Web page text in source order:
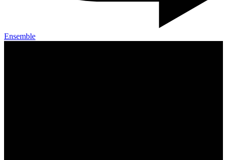
Ensemble